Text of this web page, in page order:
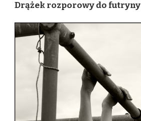
Drążek rozporowy do futryny